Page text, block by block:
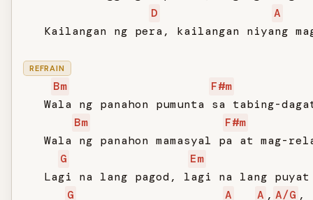
D
A
Kailangan ng pera, kailangan niyang
REFRAIN
Bm
F#m
Wala ng panahon pumunta sa tabing-
Bm
F#m
Wala ng panahon mamasyal pa at mag-
G
Em
   Lagi na lang pagod, lagi na lang puyat
G
A A , A/G ,